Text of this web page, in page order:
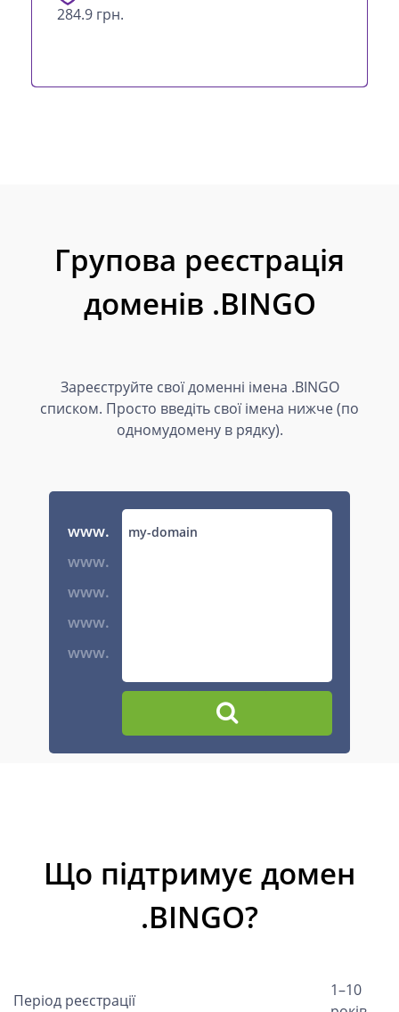
284.9 грн.
Групова реєстрація
доменів .BINGO
Зареєструйте свої доменні імена .BINGO
списком. Просто введіть свої імена нижче (по
одномудомену в рядку).
www.
www.
www.
www.
www.
Що підтримує домен
.BINGO?
Період реєстрації
1–10